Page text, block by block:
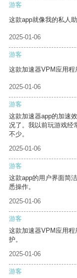
游客
这款app就像我的私人
2025-01-06
游客
这款加速器VPM应用程
2025-01-06
游客
这款加速器app的加速
况了。我以前玩游戏经
不少。
2025-01-06
游客
这款app的用户界面简
悉操作。
2025-01-06
游客
这款加速器VPM应用
护。
2025-01-06
游客